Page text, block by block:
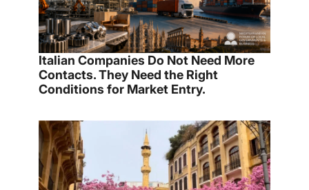
Italian Companies Do Not Need More
Contacts. They Need the Right
Conditions for Market Entry.